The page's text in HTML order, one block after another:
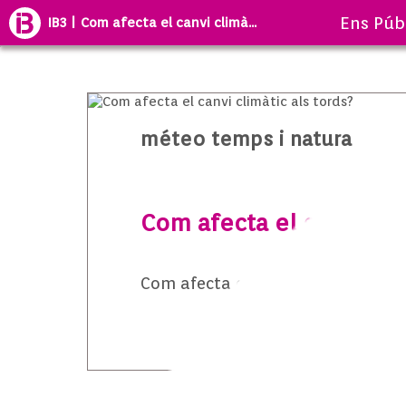
IB3 | Com afecta el canvi climà... Ens
méteo temps i natura
Com afecta el canvi
Com afecta el canvi climàtic als